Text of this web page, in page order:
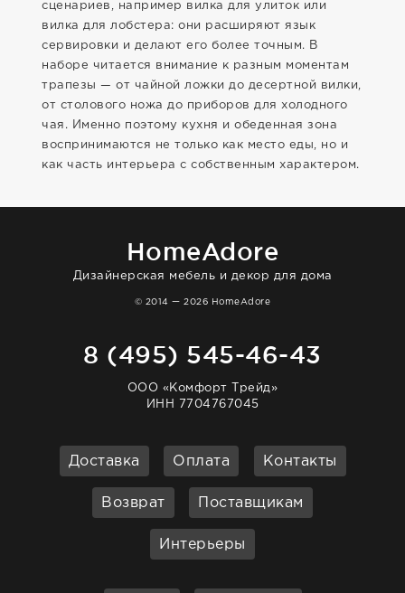
сценариев, например вилка для улиток или
вилка для лобстера: они расширяют язык
сервировки и делают его более точным. В
наборе читается внимание к разным моментам
трапезы — от чайной ложки до десертной вилки,
от столового ножа до приборов для холодного
чая. Именно поэтому кухня и обеденная зона
воспринимаются не только как место еды, но и
как часть интерьера с собственным характером.
HomeAdore
Дизайнерская мебель и декор для дома
© 2014 — 2026 HomeAdore
8 (495) 545-46-43
ООО «Комфорт Трейд»
ИНН 7704767045
Доставка Оплата Контакты
Возврат Поставщикам
Интерьеры